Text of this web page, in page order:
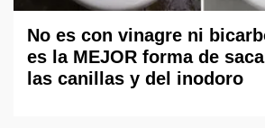
No es con vinagre ni
es la MEJOR forma de
las canillas y del inodoro